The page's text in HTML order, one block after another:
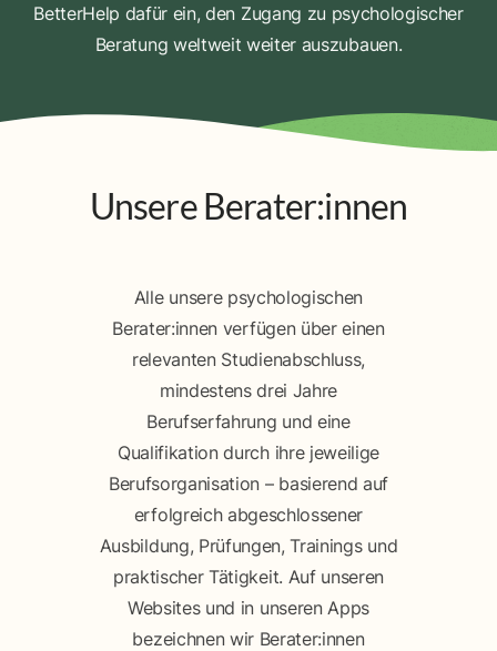
BetterHelp dafür ein, den Zugang zu psychologischer
Beratung weltweit weiter auszubauen.
Unsere Berater:innen
Alle unsere psychologischen
Berater:innen verfügen über einen
relevanten Studienabschluss,
mindestens drei Jahre
Berufserfahrung und eine
Qualifikation durch ihre jeweilige
Berufsorganisation – basierend auf
erfolgreich abgeschlossener
Ausbildung, Prüfungen, Trainings und
praktischer Tätigkeit. Auf unseren
Websites und in unseren Apps
bezeichnen wir Berater:innen